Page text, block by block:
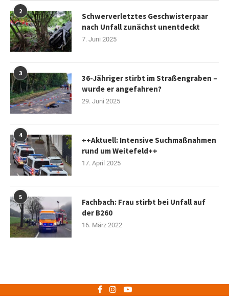
2
Schwerverletztes Geschwisterpaar
nach Unfall zunächst unentdeckt
7. Juni 2025
3
36-Jähriger stirbt im Straßengraben –
wurde er angefahren?
29. Juni 2025
4
++Aktuell: Intensive Suchmaßnahmen
rund um Weitefeld++
17. April 2025
5
Fachbach: Frau stirbt bei Unfall auf
der B260
16. März 2022